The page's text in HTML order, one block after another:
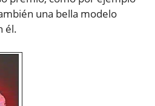
una bella modelo
él.